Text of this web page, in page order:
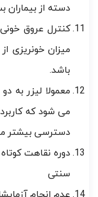
دسته از بیماران
کنترل عروق
میزان خونریزی
باشد.
معمولا لیزر به
می شود که
دسترسی بیشتر
دوره نقاهت
سنتی
عدم انجام